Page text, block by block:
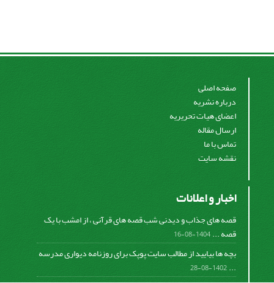
صفحه اصلی
درباره نشریه
اعضای هیات تحریریه
ارسال مقاله
تماس با ما
نقشه سایت
اخبار و اعلانات
قصه های جذاب و دیدنی شب قصه های قرآنی ، از امشب با یک
قصه ...1404-08-16
بچه ها بیایید از مطالب سایت پوپک برای روزنامه دیواری مدرسه
...
1402-08-28